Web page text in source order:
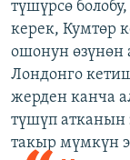
түшүрсө
керек, Кумтөр
ошонун өзүнөн
Лондонго
жерден канча
түшүп атканын
такыр мүмкүн